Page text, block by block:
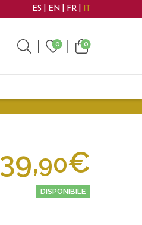
ES EN FR IT
0 0
39,90€
DISPONIBILE